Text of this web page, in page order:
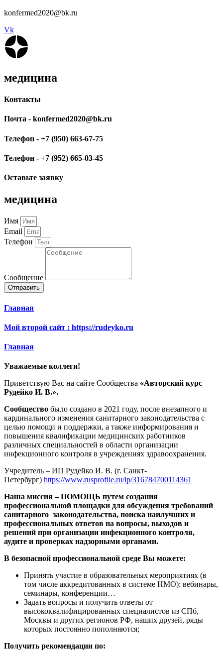
konfermed2020@bk.ru
Vk
медицина
Контакты
Почта - konfermed2020@bk.ru
Телефон - +7 (950) 663-67-75
Телефон - +7 (952) 665-03-45
Оставьте заявку
медицина
Имя
Email
Телефон
Сообщение
Отправить
Главная
Мой второй сайт : https://rudeyko.ru
Главная
Уважаемые коллеги!
Приветствую Вас на сайте Сообщества «Авторский курс
Рудейко И. В.».
Сообщество было создано в 2021 году, после внезапного и
кардинального изменения санитарного законодательства с
целью помощи и поддержки, а также информирования и
повышения квалификации медицинских работников
различных специальностей в области организации
инфекционного контроля в учреждениях здравоохранения.
Учредитель – ИП Рудейко И. В. (г. Санкт-
Петербург) https://www.rusprofile.ru/ip/316784700114361
Наша миссия – ПОМОЩЬ путем создания
профессиональной площадки для обсуждения требований
санитарного законодательства, поиска наилучших и
профессиональных ответов на вопросы, выходов и
решений при организации инфекционного контроля,
аудите и проверках надзорными органами.
В безопасной профессиональной среде Вы можете:
Принять участие в образовательных мероприятиях (в
том числе аккредитованных в системе НМО): вебинары,
семинары, конференции…
Задать вопросы и получить ответы от
высококвалифицированных специалистов из СПб,
Москвы и других регионов РФ, наших друзей, ряды
которых постоянно пополняются;
Получить рекомендации по: